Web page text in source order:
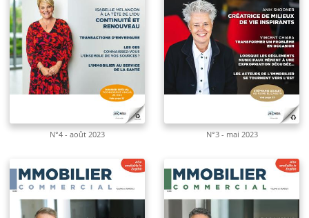
N°4 - août 2023 N°3 - mai 2023